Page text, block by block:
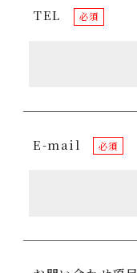
TEL 必須
E-mail 必須